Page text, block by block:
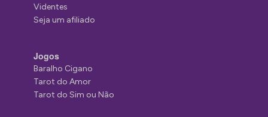
Videntes
Seja um afiliado
Jogos
Baralho Cigano
Tarot do Amor
Tarot do Sim ou Não